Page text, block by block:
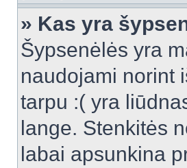
» Kas yra
Šypsenėlės yra
naudojami norint
tarpu :( yra
lange. Stenkitės
labai apsunkina